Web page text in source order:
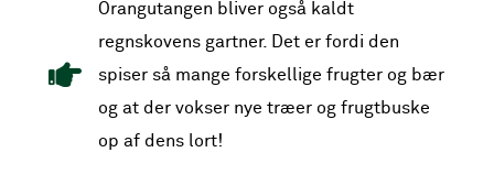
Orangutangen bliver også kaldt
regnskovens gartner. Det er fordi den
spiser så mange forskellige frugter og bær
og at der vokser nye træer og frugtbuske
op af dens lort!